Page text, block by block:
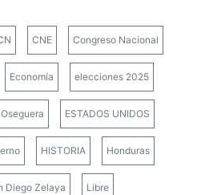
CNE Congreso Nacional
Economía elecciones 2025
ESTADOS UNIDOS
HISTORIA Honduras
Diego Zelaya Libre